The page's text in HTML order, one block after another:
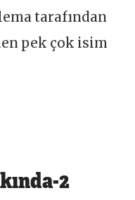
tarafından
pek çok isim
2